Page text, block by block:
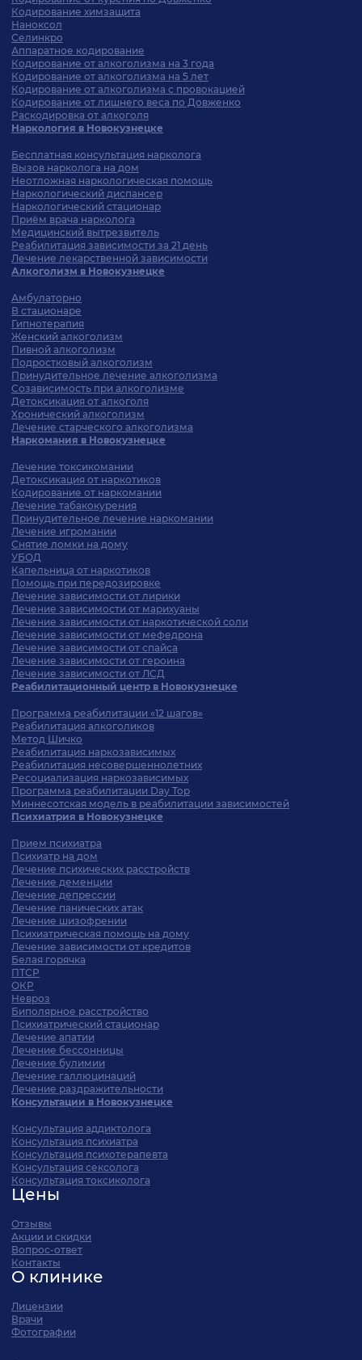
Кодирование химзащита
Наноксол
Селинкро
Аппаратное кодирование
Кодирование от алкоголизма на 3 года
Кодирование от алкоголизма на 5 лет
Кодирование от алкоголизма с провокацией
Кодирование от лишнего веса по Довженко
Раскодировка от алкоголя
Наркология в Новокузнецке
Бесплатная консультация нарколога
Вызов нарколога на дом
Неотложная наркологическая помощь
Наркологический диспансер
Наркологический стационар
Приём врача нарколога
Медицинский вытрезвитель
Реабилитация зависимости за 21 день
Лечение лекарственной зависимости
Алкоголизм в Новокузнецке
Амбулаторно
В стационаре
Гипнотерапия
Женский алкоголизм
Пивной алкоголизм
Подростковый алкоголизм
Принудительное лечение алкоголизма
Созависимость при алкоголизме
Детоксикация от алкоголя
Хронический алкоголизм
Лечение старческого алкоголизма
Наркомания в Новокузнецке
Лечение токсикомании
Детоксикация от наркотиков
Кодирование от наркомании
Лечение табакокурения
Принудительное лечение наркомании
Лечение игромании
Снятие ломки на дому
УБОД
Капельница от наркотиков
Помощь при передозировке
Лечение зависимости от лирики
Лечение зависимости от марихуаны
Лечение зависимости от наркотической соли
Лечение зависимости от мефедрона
Лечение зависимости от спайса
Лечение зависимости от героина
Лечение зависимости от ЛСД
Реабилитационный центр в Новокузнецке
Программа реабилитации «12 шагов»
Реабилитация алкоголиков
Метод Шичко
Реабилитация наркозависимых
Реабилитация несовершеннолетних
Ресоциализация наркозависимых
Программа реабилитации Day Top
Миннесотская модель в реабилитации зависимостей
Психиатрия в Новокузнецке
Прием психиатра
Психиатр на дом
Лечение психических расстройств
Лечение деменции
Лечение депрессии
Лечение панических атак
Лечение шизофрении
Психиатрическая помощь на дому
Лечение зависимости от кредитов
Белая горячка
ПТСР
ОКР
Невроз
Биполярное расстройство
Психиатрический стационар
Лечение апатии
Лечение бессонницы
Лечение булимии
Лечение галлюцинаций
Лечение раздражительности
Консультации в Новокузнецке
Консультация аддиктолога
Консультация психиатра
Консультация психотерапевта
Консультация сексолога
Консультация токсиколога
Цены
Отзывы
Акции и скидки
Вопрос-ответ
Контакты
О клинике
Лицензии
Врачи
Фотографии